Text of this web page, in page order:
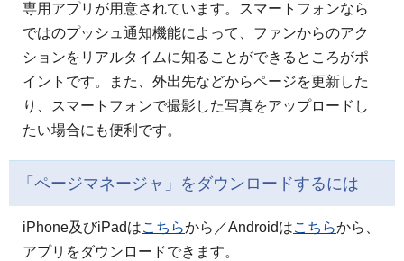
専用アプリが用意されています。スマートフォンなら
ではのプッシュ通知機能によって、ファンからのアク
ションをリアルタイムに知ることができるところがポ
イントです。また、外出先などからページを更新した
り、スマートフォンで撮影した写真をアップロードし
たい場合にも便利です。
「ページマネージャ」をダウンロードするには
iPhone及びiPadはこちらから／Androidはこちらから、
アプリをダウンロードできます。